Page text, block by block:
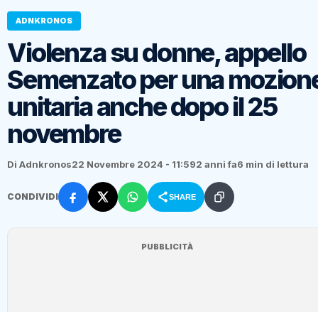
ADNKRONOS
Violenza su donne, appello
Semenzato per una
unitaria anche dopo il 25
novembre
Di Adnkronos22 Novembre 2024 - 11:592 anni fa6 min di lettura
CONDIVIDI SHARE
PUBBLICITÀ